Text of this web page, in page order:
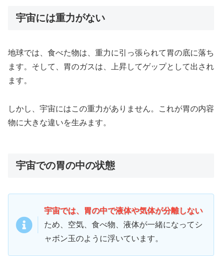
宇宙には重力がない
地球では、食べた物は、重力に引っ張られて胃の底に落ち
ます。そして、胃のガスは、上昇してゲップとして出され
ます。
しかし、宇宙にはこの重力がありません。これが胃の内容
物に大きな違いを生みます。
宇宙での胃の中の状態
宇宙では、胃の中で液体や気体が分離しない
ため、空気、食べ物、液体が一緒になってシ
ャボン玉のように浮いています。